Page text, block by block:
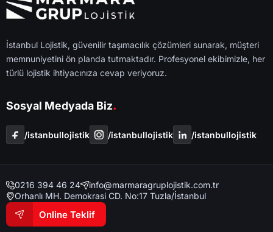
İstanbul Lojistik, güvenilir taşımacılık çözümleri sunarak, müşteri
memnuniyetini ön planda tutmaktadır. Profesyonel ekibimizle, her
türlü lojistik ihtiyacınıza cevap veriyoruz.
Sosyal Medyada Biz.
/i̇stanbullojistik /i̇stanbullojistik /i̇stanbullojistik
0216 394 46 24
info@marmaragruplojistik.com.tr
Orhanlı MH. Demokrasi CD. No:17 Tuzla/İstanbul
Online Teklif